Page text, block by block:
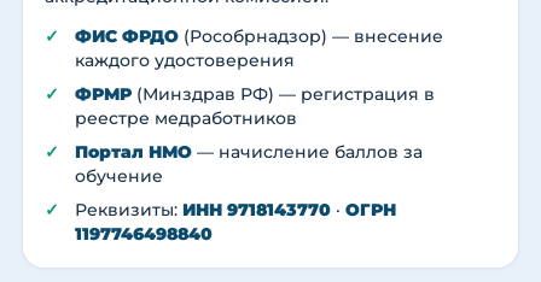
ФИС ФРДО (Рособрнадзор) — внесение
каждого удостоверения
ФРМР (Минздрав РФ) — регистрация в
реестре медработников
Портал НМО — начисление баллов за
обучение
Реквизиты: ИНН 9718143770 · ОГРН
1197746498840